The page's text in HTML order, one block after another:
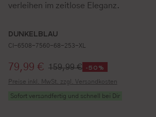
verleihen im zeitlose Eleganz.
DUNKELBLAU
CI-6508-7560-68-253-XL
Verkaufspreis:
79,99 € 159,99 € -50%
Preise inkl. MwSt. zzgl. Versandkosten
Sofort versandfertig und schnell bei Dir